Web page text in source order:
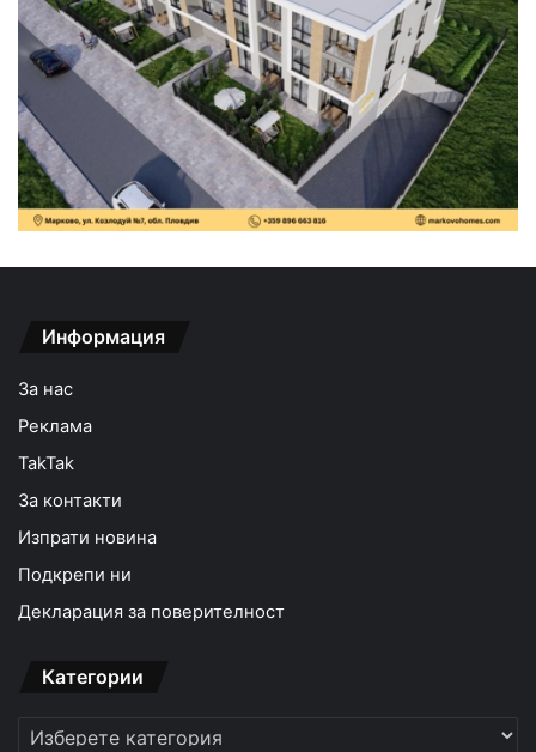
Информация
За нас
Реклама
TakTak
За контакти
Изпрати новина
Подкрепи ни
Декларация за поверителност
Категории
Категории